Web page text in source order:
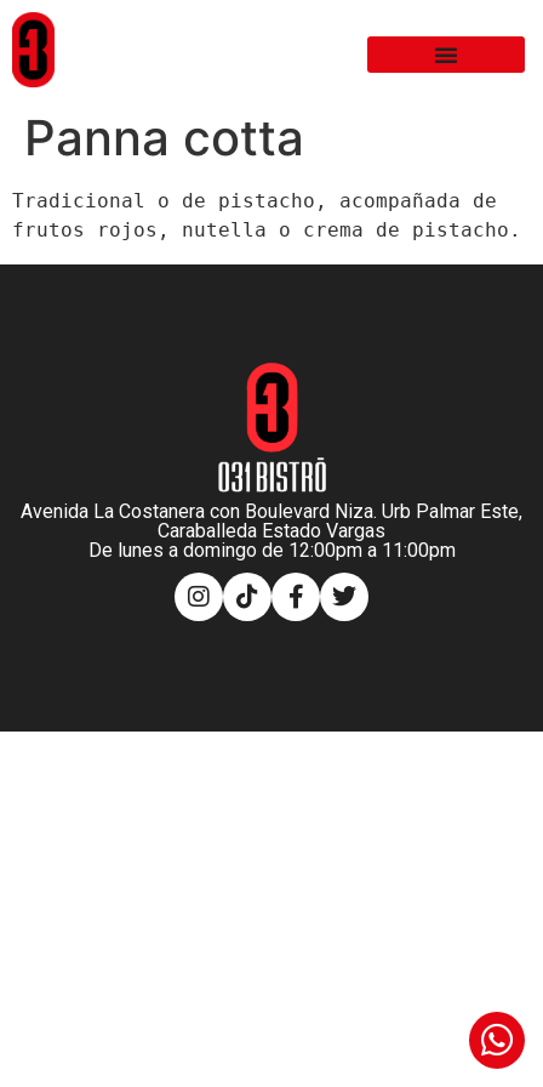
Panna cotta
Tradicional o de pistacho, acompañada de
frutos rojos, nutella o crema de pistacho.
Avenida La Costanera con Boulevard Niza. Urb Palmar Este,
Caraballeda Estado Vargas
De lunes a domingo de 12:00pm a 11:00pm